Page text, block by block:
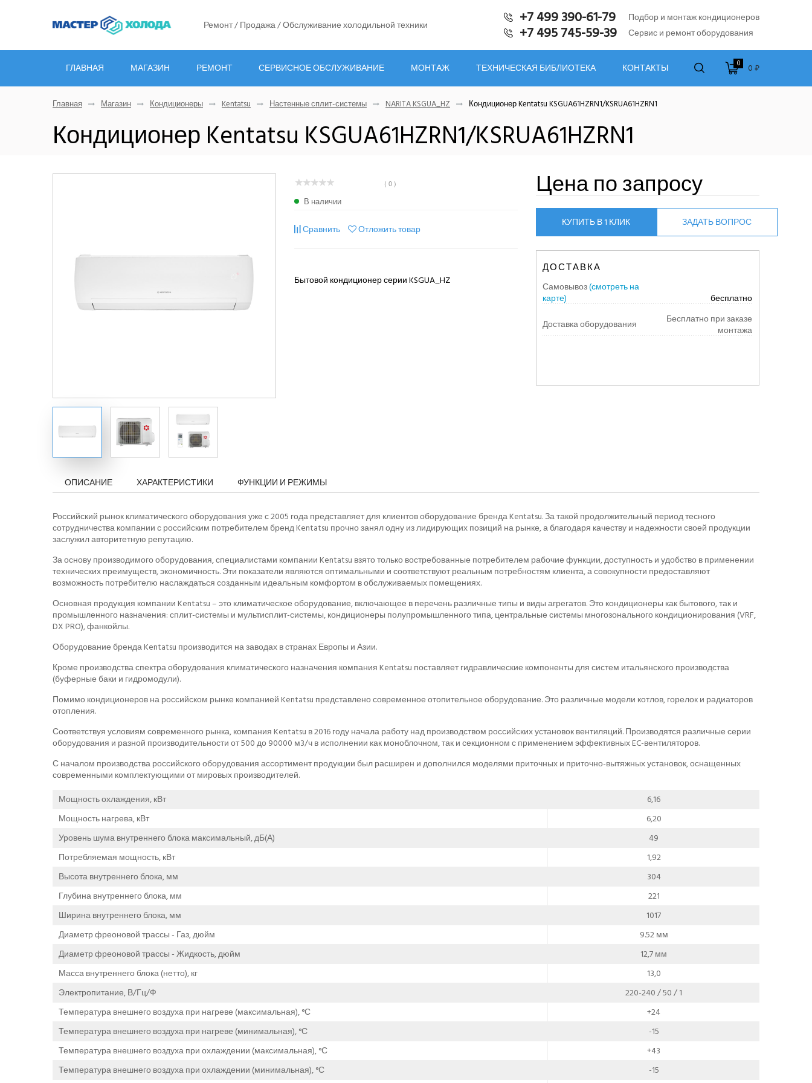
Ремонт / Продажа / Обслуживание холодильной техники +7 499 390-61-79 Подбор и монтаж кондиционеров
+7 495 745-59-39 Сервис и ремонт оборудования
ГЛАВНАЯ МАГАЗИН РЕМОНТ СЕРВИСНОЕ ОБСЛУЖИВАНИЕ МОНТАЖ ТЕХНИЧЕСКАЯ БИБЛИОТЕКА КОНТАКТЫ 0 0 ₽
Главная Магазин Кондиционеры Kentatsu Настенные сплит-системы NARITA KSGUA_HZ Кондиционер Kentatsu KSGUA61HZRN1/KSRUA61HZRN1
Кондиционер Kentatsu KSGUA61HZRN1/KSRUA61HZRN1
( 0 )
В наличии
Сравнить Отложить товар
Бытовой кондиционер серии KSGUA_HZ
Цена по запросу
КУПИТЬ В 1 КЛИК ЗАДАТЬ ВОПРОС
ДОСТАВКА
Самовывоз(смотреть на
карте)
бесплатно
Доставка оборудования
Бесплатно при заказе
монтажа
ОПИСАНИЕ ХАРАКТЕРИСТИКИ ФУНКЦИИ И РЕЖИМЫ
Российский рынок климатического оборудования уже с 2005 года представляет для клиентов оборудование бренда Kentatsu. За такой продолжительный период тесного
сотрудничества компании с российским потребителем бренд Kentatsu прочно занял одну из лидирующих позиций на рынке, а благодаря качеству и надежности своей продукции
заслужил авторитетную репутацию.
За основу производимого оборудования, специалистами компании Kentatsu взято только востребованные потребителем рабочие функции, доступность и удобство в применении
технических преимуществ, экономичность. Эти показатели являются оптимальными и соответствуют реальным потребностям клиента, а совокупности предоставляют
возможность потребителю наслаждаться созданным идеальным комфортом в обслуживаемых помещениях.
Основная продукция компании Kentatsu – это климатическое оборудование, включающее в перечень различные типы и виды агрегатов. Это кондиционеры как бытового, так и
промышленного назначения: сплит-системы и мультисплит-системы, кондиционеры полупромышленного типа, центральные системы многозонального кондиционирования (VRF,
DX PRO), фанкойлы.
Оборудование бренда Kentatsu производится на заводах в странах Европы и Азии.
Кроме производства спектра оборудования климатического назначения компания Kentatsu поставляет гидравлические компоненты для систем итальянского производства
(буферные баки и гидромодули).
Помимо кондиционеров на российском рынке компанией Kentatsu представлено современное отопительное оборудование. Это различные модели котлов, горелок и радиаторов
отопления.
Соответствуя условиям современного рынка, компания Kentatsu в 2016 году начала работу над производством российских установок вентиляций. Производятся различные серии
оборудования и разной производительности от 500 до 90000 м3/ч в исполнении как моноблочном, так и секционном с применением эффективных EC-вентиляторов.
С началом производства российского оборудования ассортимент продукции был расширен и дополнился моделями приточных и приточно-вытяжных установок, оснащенных
современными комплектующими от мировых производителей.
Мощность охлаждения, кВт
6,16
Мощность нагрева, кВт
6,20
Уровень шума внутреннего блока максимальный, дБ(А)
49
Потребляемая мощность, кВт
1,92
Высота внутреннего блока, мм
304
Глубина внутреннего блока, мм
221
Ширина внутреннего блока, мм
1017
Диаметр фреоновой трассы - Газ, дюйм
9.52 мм
Диаметр фреоновой трассы - Жидкость, дюйм
12,7 мм
Масса внутреннего блока (нетто), кг
13,0
Электропитание, В/Гц/Ф
220-240 / 50 / 1
Температура внешнего воздуха при нагреве (максимальная), °С
+24
Температура внешнего воздуха при нагреве (минимальная), °С
-15
Температура внешнего воздуха при охлаждении (максимальная), °С
+43
Температура внешнего воздуха при охлаждении (минимальная), °С
-15